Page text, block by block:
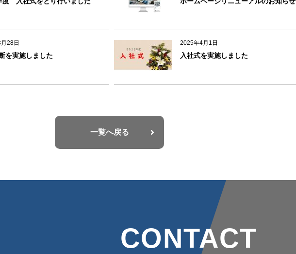
28日
を実施しました
2025年4月1日
入社式を実施しました
一覧へ戻る
CONTACT